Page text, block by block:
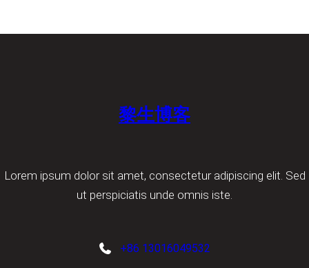
黎生博客
Lorem ipsum dolor sit amet, consectetur adipiscing elit. Sed
ut perspiciatis unde omnis iste.
+86 13016049532